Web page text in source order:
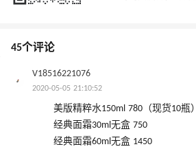
45个评论
V18516221076
2020-05-05 21:10:52
美版精粹水150ml 780（现货10瓶）
经典面霜30ml无盒 750
经典面霜60ml无盒 1450